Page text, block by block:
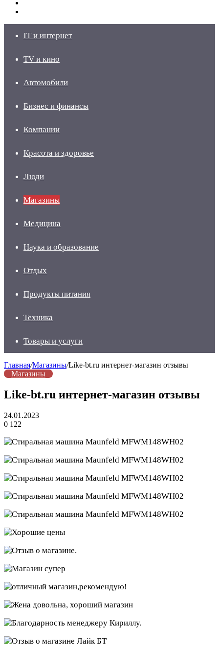
IT и интернет
TV и кино
Автомобили
Бизнес и финансы
Компании
Красота и здоровье
Люди
Магазины
Медицина
Наука и образование
Отдых
Продукты питания
Техника
Товары и услуги
Главная/Магазины/Like-bt.ru интернет-магазин отзывы
Магазины
Like-bt.ru интернет-магазин отзывы
24.01.2023
0 122